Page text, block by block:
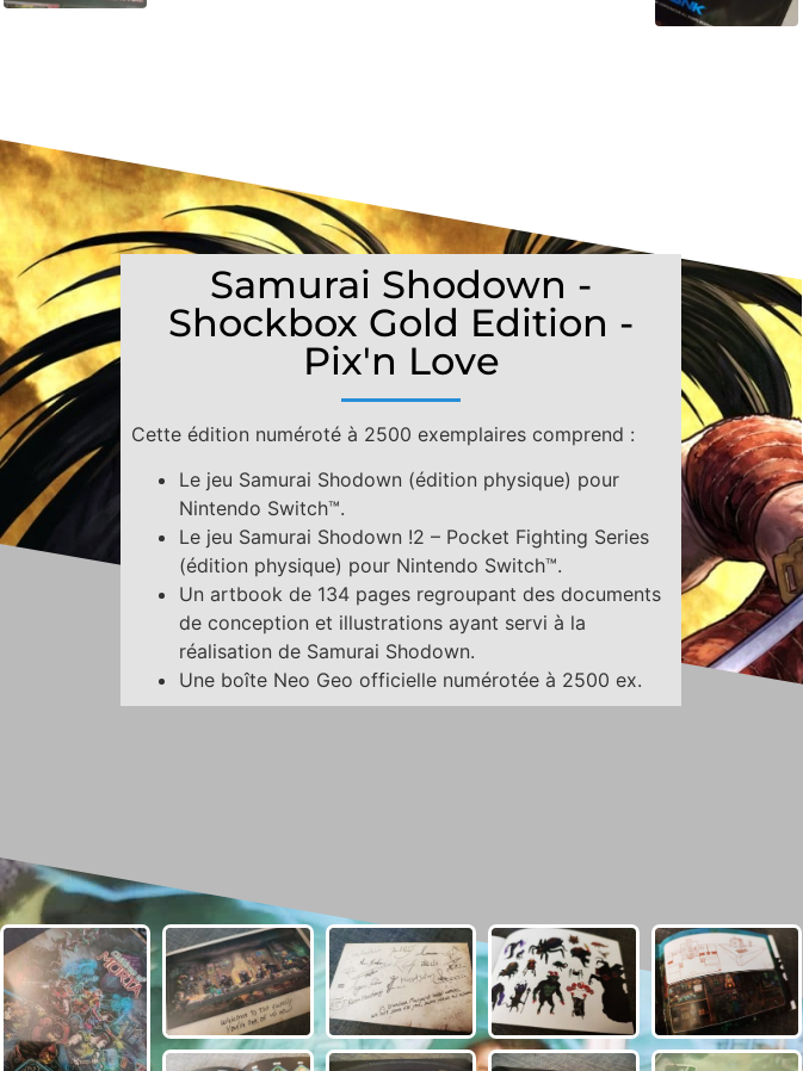
Samurai Shodown -
Shockbox Gold Edition -
Pix'n Love
Cette édition numéroté à 2500 exemplaires comprend :
Le jeu Samurai Shodown (édition physique) pour
Nintendo Switch™.
Le jeu Samurai Shodown !2 – Pocket Fighting Series
(édition physique) pour Nintendo Switch™.
Un artbook de 134 pages regroupant des documents
de conception et illustrations ayant servi à la
réalisation de Samurai Shodown.
Une boîte Neo Geo officielle numérotée à 2500 ex.